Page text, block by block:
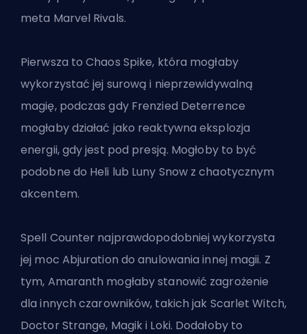
meta Marvel Rivals.
Pierwsza to Chaos Spike, która mogłaby
wykorzystać jej surową i nieprzewidywalną
magię, podczas gdy Frenzied Deterrence
mogłaby działać jako reaktywna eksplozja
energii, gdy jest pod presją. Mogłoby to być
podobne do Heli lub Luny Snow z chaotycznym
akcentem.
Spell Counter najprawdopodobniej wykorzysta
jej moc Abjuration do anulowania innej magii. Z
tym, Amaranth mogłaby stanowić zagrożenie
dla innych czarowników, takich jak Scarlet Witch,
Doctor Strange, Magik i Loki. Dodałoby to